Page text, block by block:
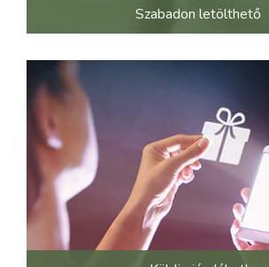
Szabadon letölthető